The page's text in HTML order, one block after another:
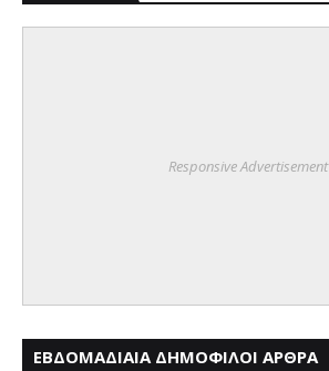
Responsive Advertisement
ΕΒΔΟΜΑΔΙΑΙΑ ΔΗΜΟΦΙΛΟΙ ΑΡΘΡΑ